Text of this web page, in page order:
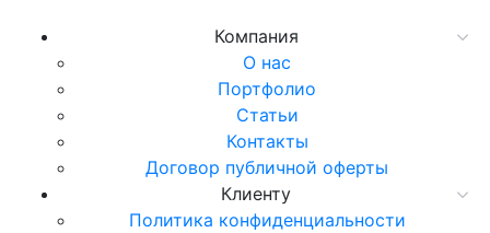
Компания
О нас
Портфолио
Статьи
Контакты
Договор публичной оферты
Клиенту
Политика конфиденциальности